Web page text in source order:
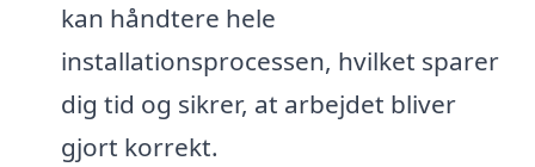
kan håndtere hele
installationsprocessen, hvilket sparer
dig tid og sikrer, at arbejdet bliver
gjort korrekt.